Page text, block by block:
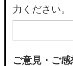
力ください。
ご意見・ご